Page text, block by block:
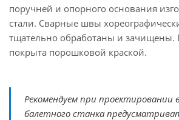
поручней и опорного основания
стали. Сварные швы
тщательно обработаны и зачищены.
покрыта порошковой краской.
Рекомендуем при проектировании
балетного станка